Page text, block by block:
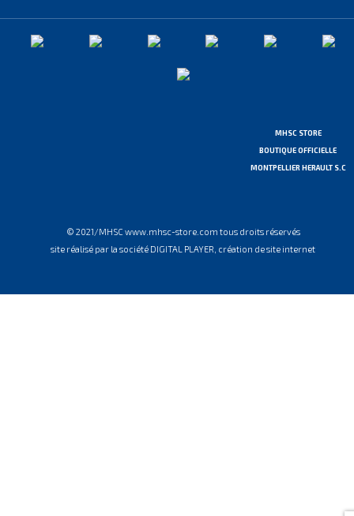
MHSC STORE
BOUTIQUE OFFICIELLE
MONTPELLIER HERAULT S.C
© 2021/MHSC www.mhsc-store.com tous droits réservés
site réalisé par la société DIGITAL PLAYER, création de site internet